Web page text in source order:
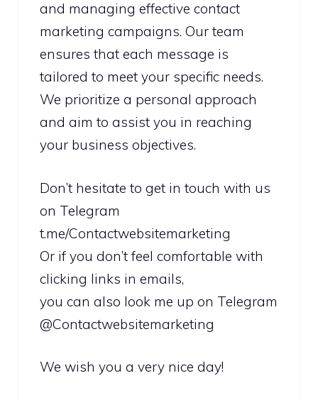
and managing effective contact
marketing campaigns. Our team
ensures that each message is
tailored to meet your specific needs.
We prioritize a personal approach
and aim to assist you in reaching
your business objectives.
Don’t hesitate to get in touch with us
on Telegram
t.me/Contactwebsitemarketing
Or if you don’t feel comfortable with
clicking links in emails,
you can also look me up on Telegram
@Contactwebsitemarketing
We wish you a very nice day!